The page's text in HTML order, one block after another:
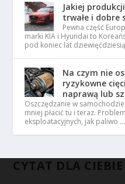
Jakiej
trwałe i dobre
Pewna część
marki KIA i Hyundai to
pod koniec lat
Na czym nie
ryzykowne
naprawą lub
Oszczędzanie w
mniej płacić tu i teraz.
eksploatacyjnych, jak paliwo …
CYTAT DLA CIEBIE